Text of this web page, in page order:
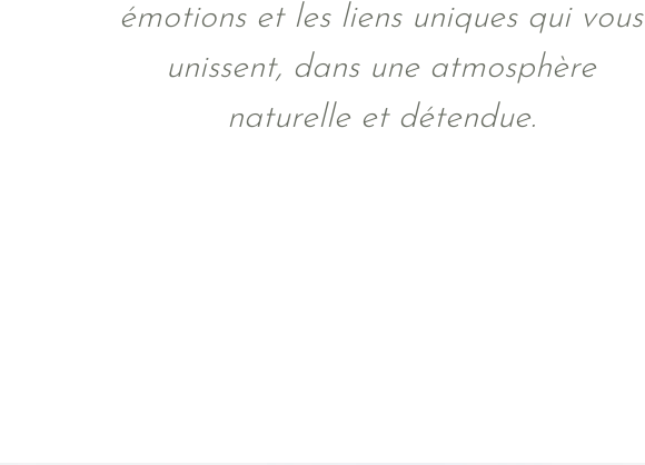
émotions et les liens uniques qui vous
unissent, dans une atmosphère
naturelle et détendue.